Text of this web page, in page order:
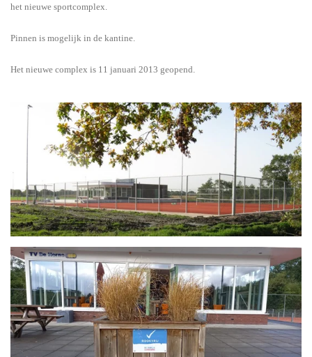
het nieuwe sportcomplex.
Pinnen is mogelijk in de kantine.
Het nieuwe complex is 11 januari 2013 geopend.